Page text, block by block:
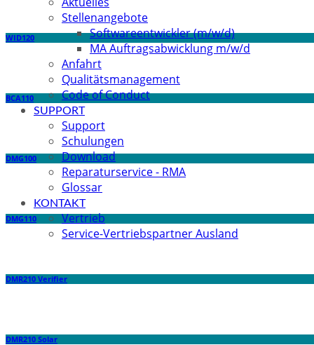
Stellenangebote
Softwareentwickler (m/w/d)
MA Auftragsabwicklung m/w/d
Anfahrt
Qualitätsmanagement
Code of Conduct
SUPPORT
Support
Schulungen
Download
Reparaturservice - RMA
Glossar
KONTAKT
Vertrieb
Service-Vertriebspartner Ausland
WID120
BCA110
DMG100
DMG110
DMR210 Verifier
DMR210 Solar